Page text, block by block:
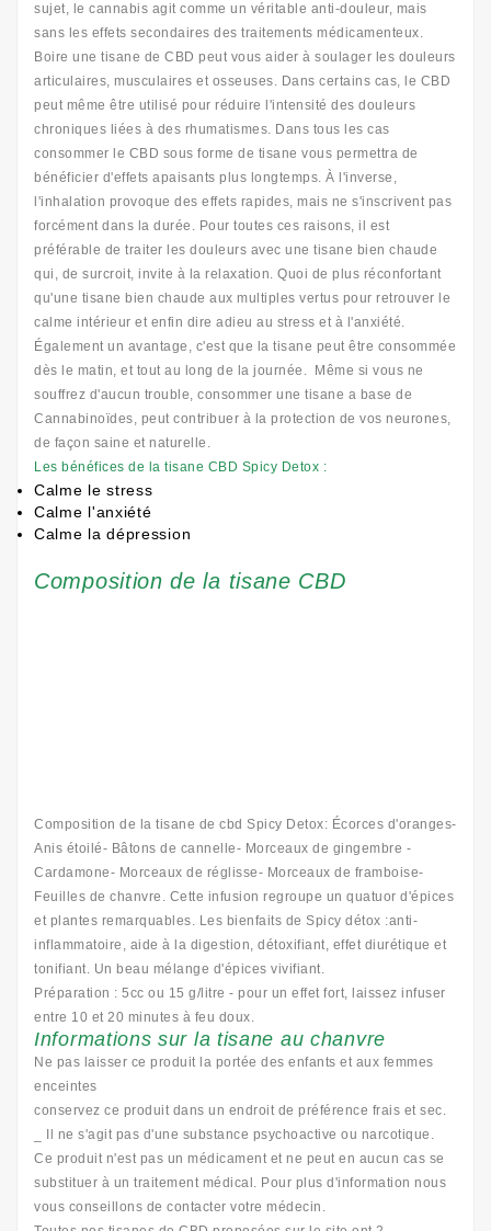
sujet, le cannabis agit comme un véritable anti-douleur, mais
sans les effets secondaires des traitements médicamenteux.
Boire une tisane de CBD peut vous aider à soulager les douleurs
articulaires, musculaires et osseuses. Dans certains cas, le CBD
peut même être utilisé pour réduire l'intensité des douleurs
chroniques liées à des rhumatismes. Dans tous les cas
consommer le CBD sous forme de tisane vous permettra de
bénéficier d'effets apaisants plus longtemps. À l'inverse,
l'inhalation provoque des effets rapides, mais ne s'inscrivent pas
forcément dans la durée. Pour toutes ces raisons, il est
préférable de traiter les douleurs avec une tisane bien chaude
qui, de surcroit, invite à la relaxation. Quoi de plus réconfortant
qu'une tisane bien chaude aux multiples vertus pour retrouver le
calme intérieur et enfin dire adieu au stress et à l'anxiété.
Également un avantage, c'est que la tisane peut être consommée
dès le matin, et tout au long de la journée. Même si vous ne
souffrez d'aucun trouble, consommer une tisane a base de
Cannabinoïdes, peut contribuer à la protection de vos neurones,
de façon saine et naturelle.
Les bénéfices de la tisane CBD Spicy Detox :
Calme le stress
Calme l'anxiété
Calme la dépression
Composition de la tisane CBD
Composition de la tisane de cbd Spicy Detox: Écorces d'oranges-
Anis étoilé- Bâtons de cannelle- Morceaux de gingembre -
Cardamone- Morceaux de réglisse- Morceaux de framboise-
Feuilles de chanvre. Cette infusion regroupe un quatuor d'épices
et plantes remarquables. Les bienfaits de Spicy détox :anti-
inflammatoire, aide à la digestion, détoxifiant, effet diurétique et
tonifiant. Un beau mélange d'épices vivifiant.
Préparation : 5cc ou 15 g/litre - pour un effet fort, laissez infuser
entre 10 et 20 minutes à feu doux.
Informations sur la tisane au chanvre
Ne pas laisser ce produit la portée des enfants et aux femmes
enceintes
conservez ce produit dans un endroit de préférence frais et sec.
_ Il ne s'agit pas d'une substance psychoactive ou narcotique.
Ce produit n'est pas un médicament et ne peut en aucun cas se
substituer à un traitement médical. Pour plus d'information nous
vous conseillons de contacter votre médecin.